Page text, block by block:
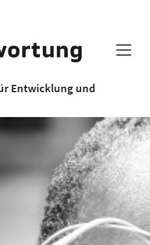
Entwicklung und